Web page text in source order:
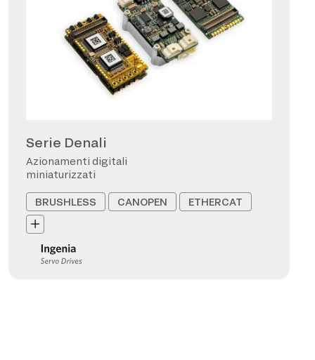
Serie Denali
Azionamenti digitali
miniaturizzati
BRUSHLESS CANOPEN ETHERCAT